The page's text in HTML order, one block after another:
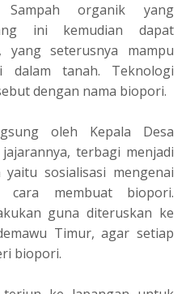
Sampah organik yang
ini kemudian dapat
yang seterusnya mampu
dalam tanah. Teknologi
dengan nama biopori.
oleh Kepala Desa
terbagi menjadi
sosialisasi mengenai
membuat biopori.
guna diteruskan ke
Timur, agar setiap
biopori.